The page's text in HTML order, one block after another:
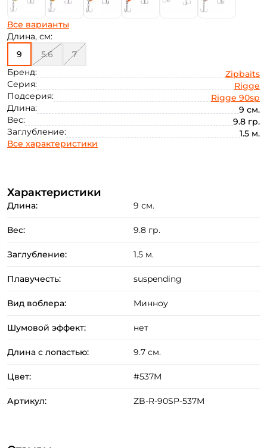
Все варианты
Длина, см:
9
5.6
7
Бренд:
Zipbaits
Серия:
Rigge
Подсерия:
Rigge 90sp
Длина:
9 см.
Вес:
9.8 гр.
Заглубление:
1.5 м.
Все характеристики
Характеристики
Длина: 9 см.
Вес: 9.8 гр.
Заглубление: 1.5 м.
Плавучесть: suspending
Вид воблера: Минноу
Шумовой эффект: нет
Длина с лопастью: 9.7 см.
Цвет: #537M
Артикул: ZB-R-90SP-537M